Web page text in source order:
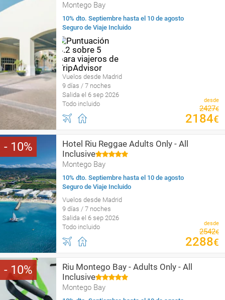
Montego Bay
10% dto. Septiembre hasta el 10 de agosto
Seguro de Viaje Incluido
Vuelos desde Madrid
9 días / 7 noches
Salida el 6 sep 2026
Todo incluido
desde
2427€
2184€
10
Hotel Riu Reggae Adults Only - All
Inclusive
Montego Bay
10% dto. Septiembre hasta el 10 de agosto
Seguro de Viaje Incluido
Vuelos desde Madrid
9 días / 7 noches
Salida el 6 sep 2026
Todo incluido
desde
2542€
2288€
10
Riu Montego Bay - Adults Only - All
Inclusive
Montego Bay